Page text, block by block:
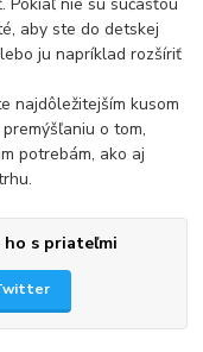
Pokiaľ nie sú súčasťou
aby ste do detskej
ju napríklad rozšíriť
najdôležitejším kusom
o tom,
potrebám, ako aj
ho s priateľmi